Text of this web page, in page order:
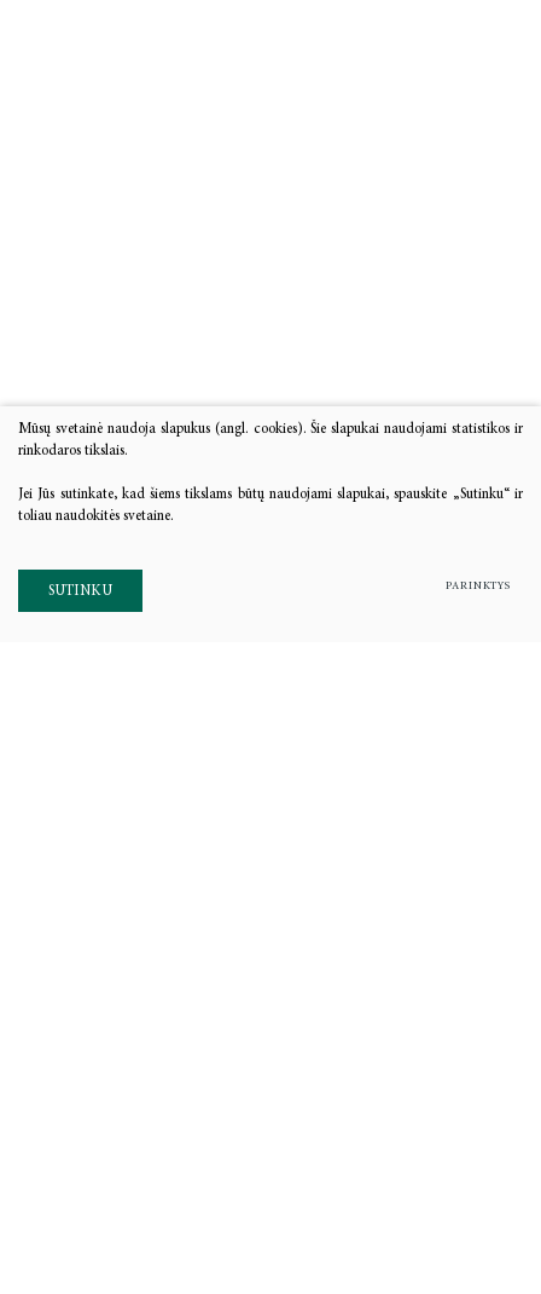
Mūsų svetainė naudoja slapukus (angl. cookies). Šie slapukai naudojami statistikos ir
rinkodaros tikslais.
Jei Jūs sutinkate, kad šiems tikslams būtų naudojami slapukai, spauskite „Sutinku“ ir
toliau naudokitės svetaine.
SUTINKU PARINKTYS